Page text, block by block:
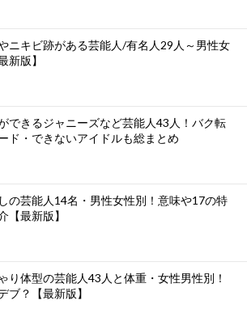
ニキビ跡がある芸能人/有名人29人～男性女
新版】
できるジャニーズなど芸能人43人！バク転
ド・できないアイドルも総まとめ
の芸能人14名・男性女性別！意味や17の特
【最新版】
り体型の芸能人43人と体重・女性男性別！
ブ？【最新版】